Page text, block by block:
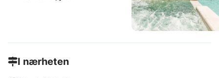
I nærheten